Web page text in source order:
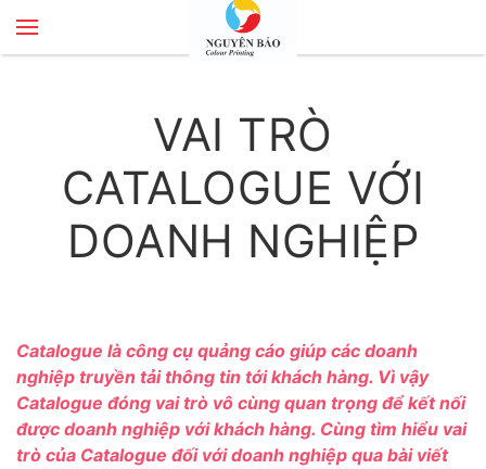
Skip to main content
VAI TRÒ
CATALOGUE VỚI
DOANH NGHIỆP
Catalogue là công cụ quảng cáo giúp các doanh
nghiệp truyền tải thông tin tới khách hàng. Vì vậy
Catalogue đóng vai trò vô cùng quan trọng để kết nối
được doanh nghiệp với khách hàng. Cùng tìm hiểu vai
trò của Catalogue đối với doanh nghiệp qua bài viết